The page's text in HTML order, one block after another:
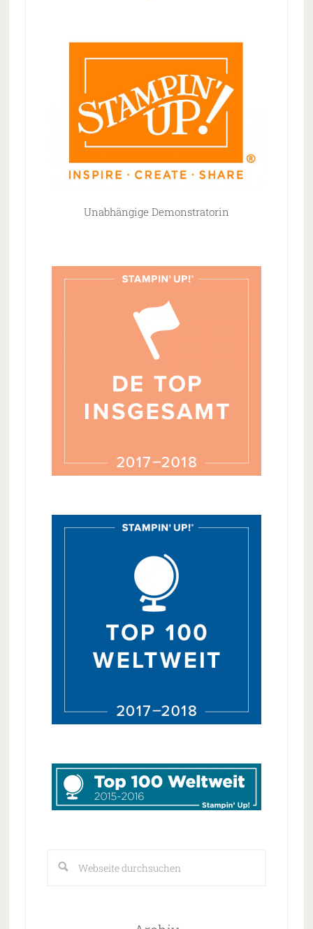
Unabhängige Demonstratorin